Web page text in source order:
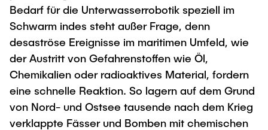
Bedarf für die Unterwasserrobotik speziell im
Schwarm indes steht außer Frage, denn
desaströse Ereignisse im maritimen Umfeld, wie
der Austritt von Gefahrenstoffen wie Öl,
Chemikalien oder radioaktives Material, fordern
eine schnelle Reaktion. So lagern auf dem Grund
von Nord- und Ostsee tausende nach dem Krieg
verklappte Fässer und Bomben mit chemischen